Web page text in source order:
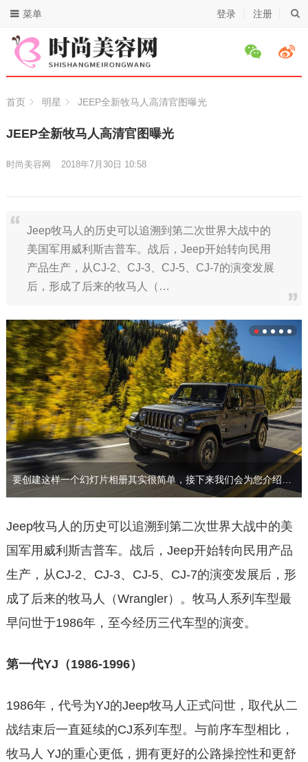
登录 注册
菜单
首页 明星 JEEP全新牧马人高清官图曝光
JEEP全新牧马人高清官图曝光
时尚美容网 2018年7月30日 10:58
Jeep牧马人的历史可以追溯到第二次世界大战中的
美国军用威利斯吉普车。战后，Jeep开始转向民用
产品生产，从CJ-2、CJ-3、CJ-5、CJ-7的演变发展
后，形成了后来的牧马人（…
要创建这样一个幻灯片相册其实很简单，接下来我们会为您介绍…
Jeep牧马人的历史可以追溯到第二次世界大战中的美
国军用威利斯吉普车。战后，Jeep开始转向民用产品
生产，从CJ-2、CJ-3、CJ-5、CJ-7的演变发展后，形
成了后来的牧马人（Wrangler）。牧马人系列车型最
早问世于1986年，至今经历三代车型的演变。
第一代YJ（1986-1996）
1986年，代号为YJ的Jeep牧马人正式问世，取代从二
战结束后一直延续的CJ系列车型。与前序车型相比，
牧马人 YJ的重心更低，拥有更好的公路操控性和更舒